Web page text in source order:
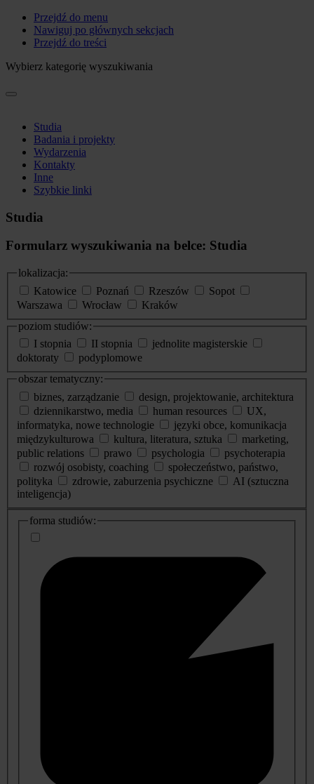
Przejdź do menu
Nawiguj po głównych sekcjach
Przejdź do treści
Wybierz kategorię wyszukiwania
Studia
Badania i projekty
Wydarzenia
Kontakty
Inne
Szybkie linki
Studia
Formularz wyszukiwania na belce: Studia
lokalizacja:
Katowice
Poznań Rzeszów
Sopot
Warszawa
Wrocław
Kraków
poziom studiów:
I stopnia
II stopnia
jednolite magisterskie
doktoraty
podyplomowe
obszar tematyczny:
biznes, zarządzanie
design, projektowanie, architektura
dziennikarstwo, media
human resources
UX,
informatyka, nowe technologie
języki obce, komunikacja
międzykulturowa
kultura, literatura, sztuka
marketing,
public relations
prawo psychologia
psychoterapia
rozwój osobisty, coaching
społeczeństwo, państwo,
polityka
zdrowie, zaburzenia psychiczne
AI (sztuczna
inteligencja)
dodatkowe
informacje
forma studiów: